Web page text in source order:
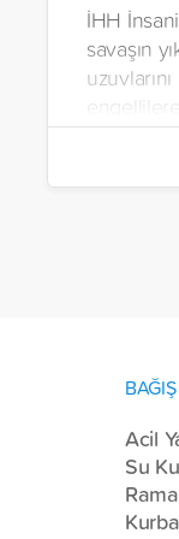
İHH
savaşın
Halep,
Acil
Su